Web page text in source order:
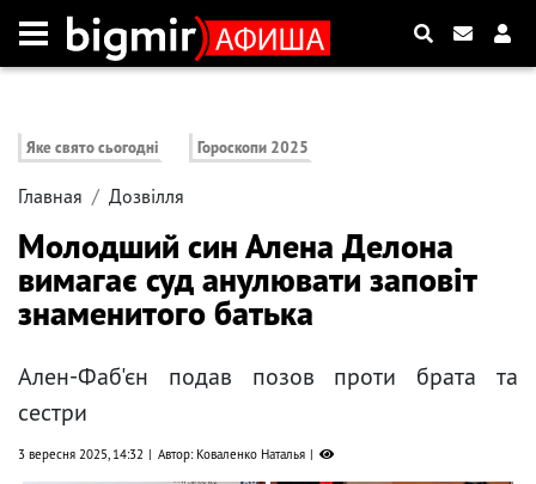
Яке свято сьогодні Гороскопи 2025
Главная Дозвілля
Молодший син Алена Делона
вимагає суд анулювати заповіт
знаменитого батька
Ален-Фаб'єн подав позов проти брата та
сестри
3 вересня 2025, 14:32 Автор: Коваленко Наталья